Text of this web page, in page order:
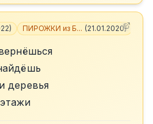
) ПИРОЖКИ из Б... (21.01.2020)
деревья